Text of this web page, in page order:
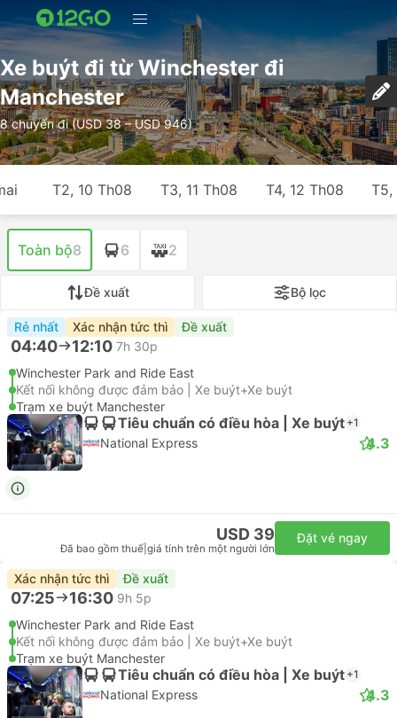
Xe buýt đi từ Winchester đi
Manchester
8 chuyến đi (USD 38 – USD 946)
T2, 10 Th08 T3, 11 Th08 T4, 12 Th08 T5,
Toàn bộ8 6 2
Đề xuất Bộ lọc
Rẻ nhất Xác nhận tức thì Đề xuất
04:40 12:10 7h 30p
Winchester Park and Ride East
Kết nối không được đảm bảo | Xe buýt+Xe buýt
Trạm xe buýt Manchester
Tiêu chuẩn có điều hòa | Xe buýt +1
National Express 4.3
USD 39
Đã bao gồm thuế giá tính trên một người lớn
Đặt vé ngay
Xác nhận tức thì Đề xuất
07:25 16:30 9h 5p
Winchester Park and Ride East
Kết nối không được đảm bảo | Xe buýt+Xe buýt
Trạm xe buýt Manchester
Tiêu chuẩn có điều hòa | Xe buýt +1
National Express 4.3